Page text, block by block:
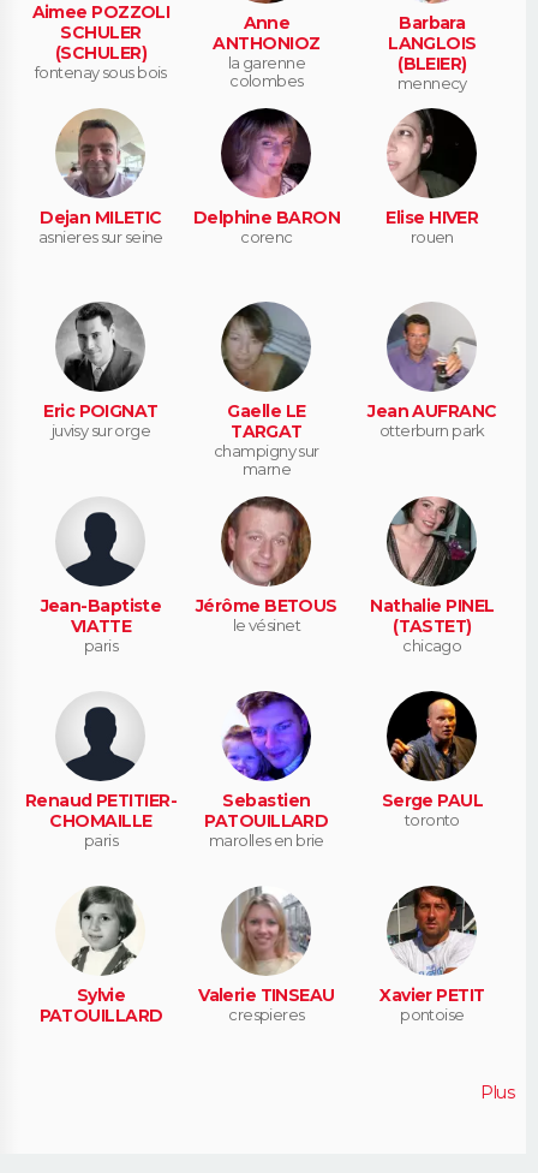
Aimee POZZOLI
SCHULER
(SCHULER)
fontenay sous bois
Anne
ANTHONIOZ
la garenne
colombes
Barbara
LANGLOIS
(BLEIER)
mennecy
Dejan MILETIC
asnieres sur seine
Delphine BARON
corenc
Elise HIVER
rouen
Eric POIGNAT
juvisy sur orge
Gaelle LE
TARGAT
champigny sur
marne
Jean AUFRANC
otterburn park
Jean-Baptiste
VIATTE
paris
Jérôme BETOUS
le vésinet
Nathalie PINEL
(TASTET)
chicago
Renaud PETITIER-
CHOMAILLE
paris
Sebastien
PATOUILLARD
marolles en brie
Serge PAUL
toronto
Sylvie
PATOUILLARD
Valerie TINSEAU
crespieres
Xavier PETIT
pontoise
Plus